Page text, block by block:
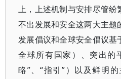
上，上述机制与安排尽管纷
不出发展和安全这两大主
发展倡议和全球安全倡议基
全球所有国家）、突出的
略”、“指引”）以及鲜明